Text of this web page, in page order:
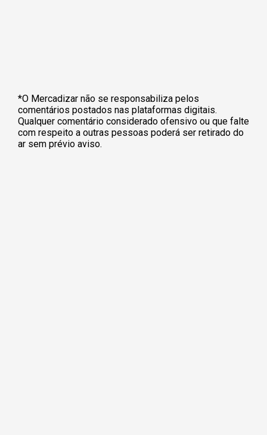
*O Mercadizar não se responsabiliza pelos
comentários postados nas plataformas digitais.
Qualquer comentário considerado ofensivo ou que falte
com respeito a outras pessoas poderá ser retirado do
ar sem prévio aviso.